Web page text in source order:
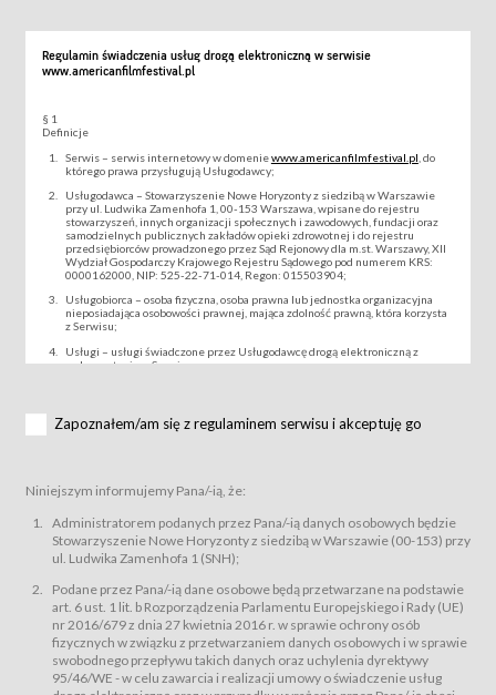
Regulamin świadczenia usług drogą elektroniczną w serwisie
www.americanfilmfestival.pl
§ 1
Definicje
Serwis – serwis internetowy w domeniewww.americanfilmfestival.pl , do
którego prawa przysługują Usługodawcy;
Usługodawca – Stowarzyszenie Nowe Horyzonty z siedzibą w Warszawie
przy ul. Ludwika Zamenhofa 1, 00-153 Warszawa, wpisane do rejestru
stowarzyszeń, innych organizacji społecznych i zawodowych, fundacji oraz
samodzielnych publicznych zakładów opieki zdrowotnej i do rejestru
przedsiębiorców prowadzonego przez Sąd Rejonowy dla m.st. Warszawy, XII
Wydział Gospodarczy Krajowego Rejestru Sądowego pod numerem KRS:
0000162000, NIP: 525-22-71-014, Regon: 015503904;
Usługobiorca – osoba fizyczna, osoba prawna lub jednostka organizacyjna
nieposiadająca osobowości prawnej, mająca zdolność prawną, która korzysta
z Serwisu;
Usługi – usługi świadczone przez Usługodawcę drogą elektroniczną z
wykorzystaniem Serwisu;
za pośrednictwem Serwisu;
podmiotom z branży mediów i filmowej (Akredytacje);
Bilety – wybrane dokumenty potwierdzające zawarcie umowy z
Usługodawcą i uprawniające do wzięcia udziału w Wydarzeniu,
przewidziane przez Usługodawcę dla danego Wydarzenia, tj. uprawniające
do uczestnictwa w wielu albo w pojedynczych seansach filmowych,
Sklep – sklep internetowy prowadzony przez Usługodawcę w Serwisie;
Regulamin – niniejszy regulamin.
§ 2
Postanowienia ogólne
Regulamin określa zasady:
Zapoznałem/am się z regulaminem serwisu i akceptuję go
Niniejszym informujemy Pana/-ią, że:
Administratorem podanych przez Pana/-ią danych osobowych będzie
Stowarzyszenie Nowe Horyzonty z siedzibą w Warszawie (00-153) przy
ul. Ludwika Zamenhofa 1 (SNH);
Podane przez Pana/-ią dane osobowe będą przetwarzane na podstawie
art. 6 ust. 1 lit. b Rozporządzenia Parlamentu Europejskiego i Rady (UE)
nr 2016/679 z dnia 27 kwietnia 2016 r. w sprawie ochrony osób
fizycznych w związku z przetwarzaniem danych osobowych i w sprawie
swobodnego przepływu takich danych oraz uchylenia dyrektywy
95/46/WE - w celu zawarcia i realizacji umowy o świadczenie usług